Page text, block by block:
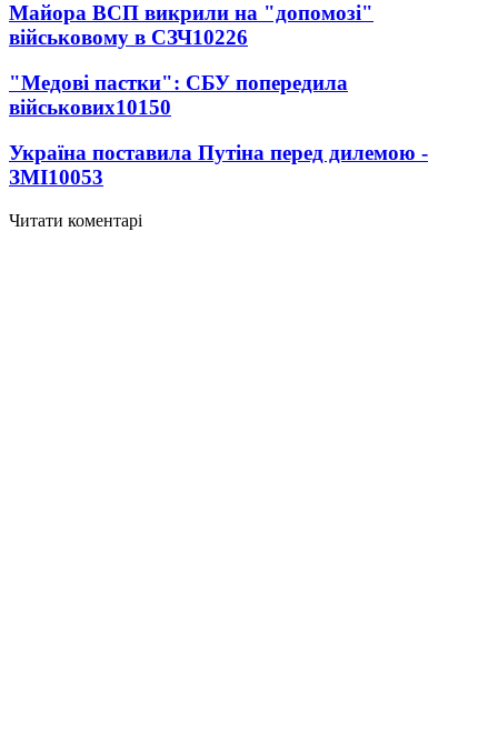
Майора ВСП викрили на "допомозі"
військовому в СЗЧ10226
"Медові пастки": СБУ попередила
військових10150
Україна поставила Путіна перед дилемою -
ЗМІ10053
Читати коментарі